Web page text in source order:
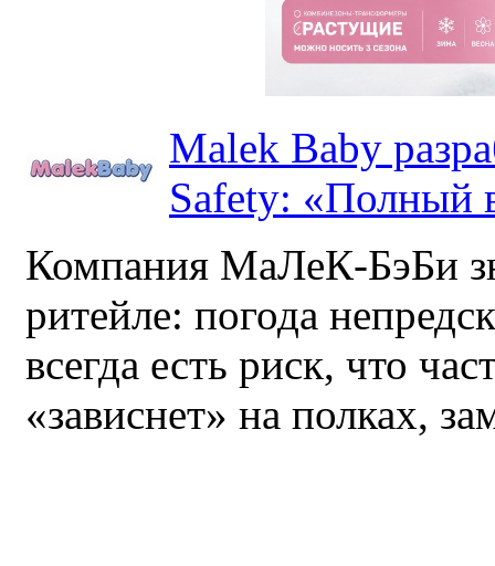
Malek Baby
Safety: «Полный
Компания МаЛеК-БэБи
ритейле: погода
всегда есть риск, что
«зависнет» на полках,